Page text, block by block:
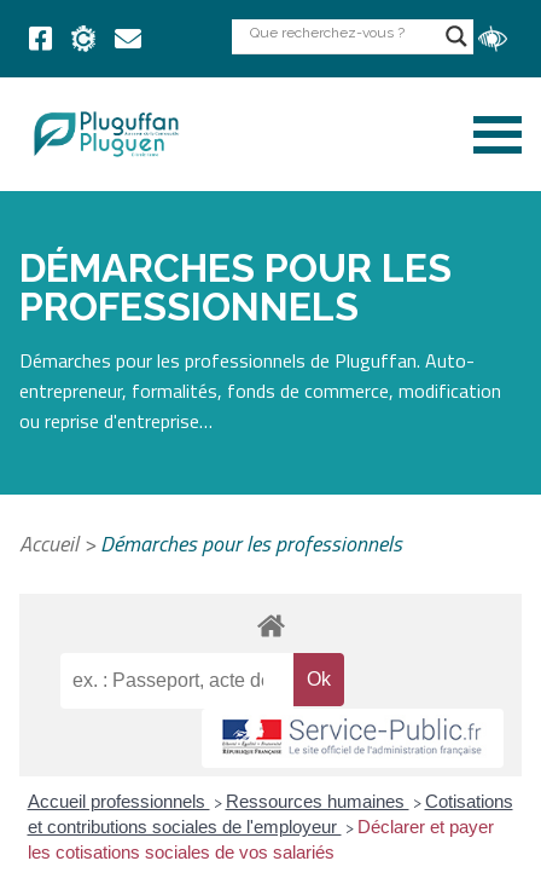
DÉMARCHES POUR LES
PROFESSIONNELS
Démarches pour les professionnels de Pluguffan. Auto-
entrepreneur, formalités, fonds de commerce, modification
ou reprise d'entreprise…
Accueil>Démarches pour les professionnels
Accueil professionnels > Ressources humaines > Cotisations
et contributions sociales de l'employeur > Déclarer et payer
les cotisations sociales de vos salariés